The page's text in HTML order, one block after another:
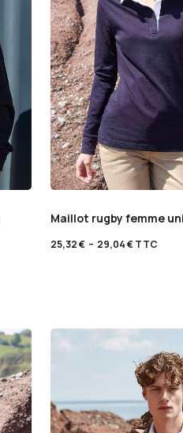
Maillot rugby femme
25,32€ – 29,04€TTC